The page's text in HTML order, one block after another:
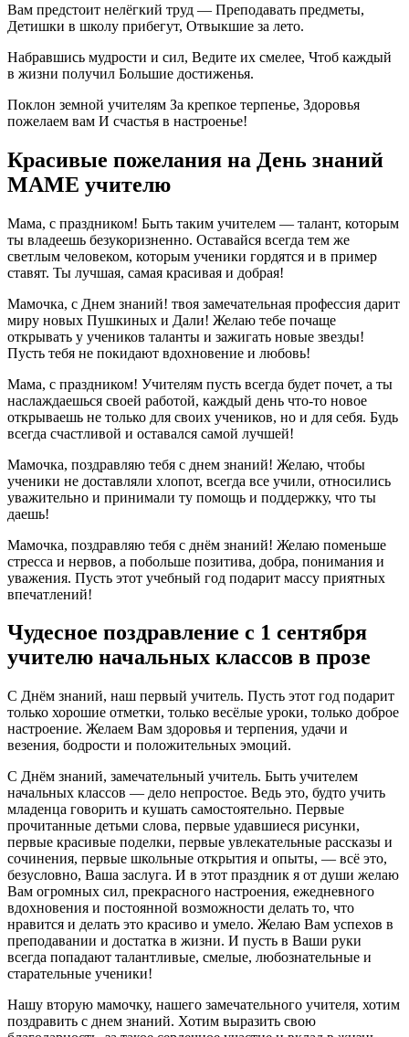
Вам предстоит нелёгкий труд — Преподавать предметы,
Детишки в школу прибегут, Отвыкшие за лето.
Набравшись мудрости и сил, Ведите их смелее, Чтоб каждый
в жизни получил Большие достиженья.
Поклон земной учителям За крепкое терпенье, Здоровья
пожелаем вам И счастья в настроенье!
Красивые пожелания на День знаний
МАМЕ учителю
Мама, с праздником! Быть таким учителем — талант, которым
ты владеешь безукоризненно. Оставайся всегда тем же
светлым человеком, которым ученики гордятся и в пример
ставят. Ты лучшая, самая красивая и добрая!
Мамочка, с Днем знаний! твоя замечательная профессия дарит
миру новых Пушкиных и Дали! Желаю тебе почаще
открывать у учеников таланты и зажигать новые звезды!
Пусть тебя не покидают вдохновение и любовь!
Мама, с праздником! Учителям пусть всегда будет почет, а ты
наслаждаешься своей работой, каждый день что-то новое
открываешь не только для своих учеников, но и для себя. Будь
всегда счастливой и оставался самой лучшей!
Мамочка, поздравляю тебя с днем знаний! Желаю, чтобы
ученики не доставляли хлопот, всегда все учили, относились
уважительно и принимали ту помощь и поддержку, что ты
даешь!
Мамочка, поздравляю тебя с днём знаний! Желаю поменьше
стресса и нервов, а побольше позитива, добра, понимания и
уважения. Пусть этот учебный год подарит массу приятных
впечатлений!
Чудесное поздравление с 1 сентября
учителю начальных классов в прозе
С Днём знаний, наш первый учитель. Пусть этот год подарит
только хорошие отметки, только весёлые уроки, только доброе
настроение. Желаем Вам здоровья и терпения, удачи и
везения, бодрости и положительных эмоций.
С Днём знаний, замечательный учитель. Быть учителем
начальных классов — дело непростое. Ведь это, будто учить
младенца говорить и кушать самостоятельно. Первые
прочитанные детьми слова, первые удавшиеся рисунки,
первые красивые поделки, первые увлекательные рассказы и
сочинения, первые школьные открытия и опыты, — всё это,
безусловно, Ваша заслуга. И в этот праздник я от души желаю
Вам огромных сил, прекрасного настроения, ежедневного
вдохновения и постоянной возможности делать то, что
нравится и делать это красиво и умело. Желаю Вам успехов в
преподавании и достатка в жизни. И пусть в Ваши руки
всегда попадают талантливые, смелые, любознательные и
старательные ученики!
Нашу вторую мамочку, нашего замечательного учителя, хотим
поздравить с днем знаний. Хотим выразить свою